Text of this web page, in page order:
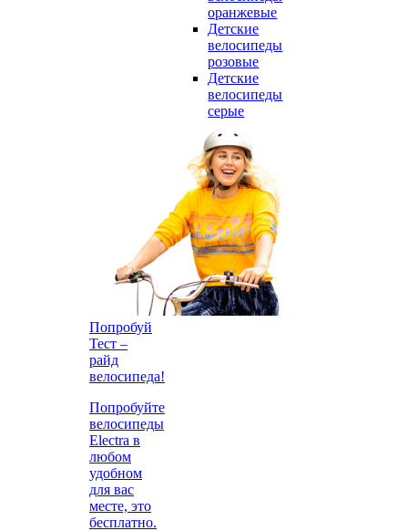
оранжевые
Детские
велосипеды
розовые
Детские
велосипеды
серые
Попробуй
Тест –
райд
велосипеда!
Попробуйте
велосипеды
Electra в
любом
удобном
для вас
месте, это
бесплатно.